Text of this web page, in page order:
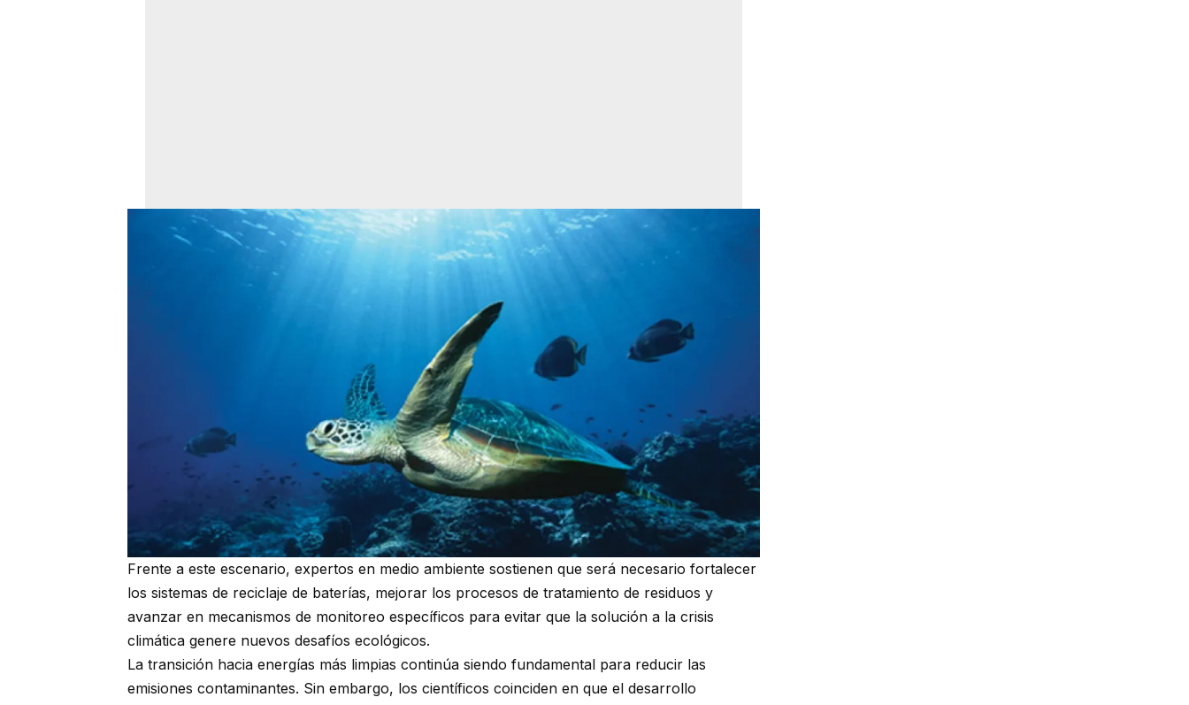
Frente a este escenario, expertos en medio ambiente sostienen que será necesario fortalecer
los sistemas de reciclaje de baterías, mejorar los procesos de tratamiento de residuos y
avanzar en mecanismos de monitoreo específicos para evitar que la solución a la crisis
climática genere nuevos desafíos ecológicos.
La transición hacia energías más limpias continúa siendo fundamental para reducir las
emisiones contaminantes. Sin embargo, los científicos coinciden en que el desarrollo